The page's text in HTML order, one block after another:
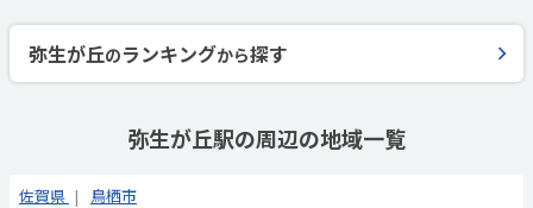
弥生が丘のランキングから探す
弥生が丘駅の周辺の地域一覧
佐賀県 鳥栖市